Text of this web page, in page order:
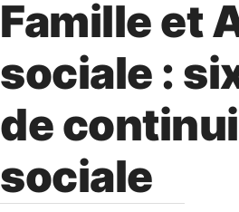
Famille et
sociale :
de
sociale